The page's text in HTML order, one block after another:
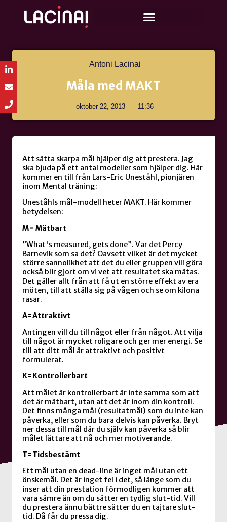
Antoni Lacinai
Måla med MAKT
oktober 22, 2013 11:36
Att sätta skarpa mål hjälper dig att prestera. Jag
ska bjuda på ett antal modeller som hjälper dig. Här
kommer en till från Lars-Eric Uneståhl, pionjären
inom Mental träning:
Uneståhls mål-modell heter MAKT. Här kommer
betydelsen:
M= Mätbart
”What's measured, gets done”. Var det Percy
Barnevik som sa det? Oavsett vilket är det mycket
större sannolikhet att det du eller gruppen vill göra
också blir gjort om vi vet att resultatet ska mätas.
Det gäller allt från att få ut en större effekt av era
möten, till att ställa sig på vågen och se om kilona
rasar.
A=Attraktivt
Antingen vill du till något eller från något. Att vilja
till något är mycket roligare och ger mer energi. Se
till att ditt mål är attraktivt och positivt
formulerat.
K=Kontrollerbart
Att målet är kontrollerbart är inte samma som att
det är mätbart, utan att det är inom din kontroll.
Det finns många mål (resultatmål) som du inte kan
påverka, eller som du bara delvis kan påverka. Bryt
ner dessa till mål där du själv kan påverka så blir
målet lättare att nå och mer motiverande.
T=Tidsbestämt
Ett mål utan en dead-line är inget mål utan ett
önskemål. Det är inget fel i det, så länge som du
inser att din prestation förmodligen kommer att
vara sämre än om du sätter en tydlig slut-tid. Vill
du prestera ännu bättre sätter du en tajtare slut-
tid. Då får du pressa dig.